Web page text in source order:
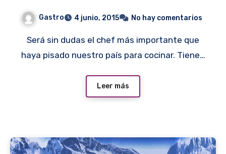
Gastro 4 junio, 2015 No hay comentarios
Será sin dudas el chef más importante que
haya pisado nuestro país para cocinar. Tiene…
Leer más